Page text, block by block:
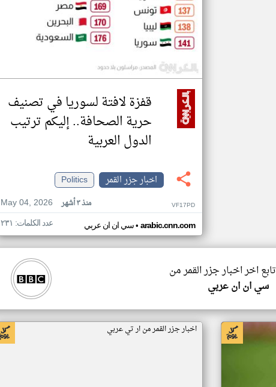
قفزة لافتة لسوريا في تصنيف
حرية الصحافة.. إليكم ترتيب
الدول العربية
اخبار جزر القمر
Politics
May 04, 2026
منذ ٣ أشهر VF17PD
سي ان ان عربي• arabic.cnn.com عدد الكلمات: ٢٣١
تابع اخر اخبار جزر القمر من
سي ان ان عربي
اخبار جزر القمر من ار تي عربي